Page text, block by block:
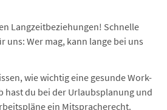
Langzeitbeziehungen! Schnelle
uns: Wer mag, kann lange bei uns
wie wichtig eine gesunde Work-
hast du bei der Urlaubsplanung und
ein Mitspracherecht.